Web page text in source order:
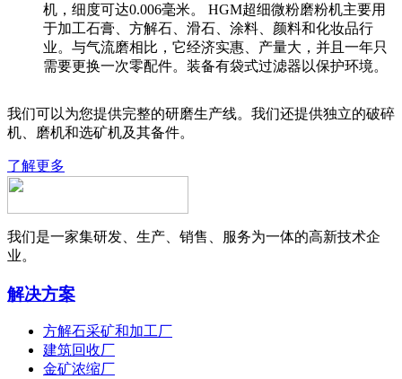
机，细度可达0.006毫米。 HGM超细微粉磨粉机主要用
于加工石膏、方解石、滑石、涂料、颜料和化妆品行
业。与气流磨相比，它经济实惠、产量大，并且一年只
需要更换一次零配件。装备有袋式过滤器以保护环境。
我们可以为您提供完整的研磨生产线。我们还提供独立的破碎
机、磨机和选矿机及其备件。
了解更多
我们是一家集研发、生产、销售、服务为一体的高新技术企
业。
解决方案
方解石采矿和加工厂
建筑回收厂
金矿浓缩厂